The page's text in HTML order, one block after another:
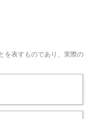
を表すものであり、実際の